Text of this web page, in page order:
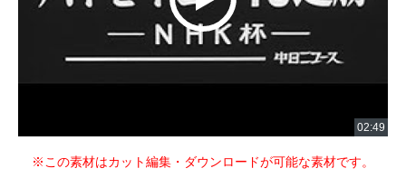
※この素材はカット編集・ダウンロードが可能な素材です。